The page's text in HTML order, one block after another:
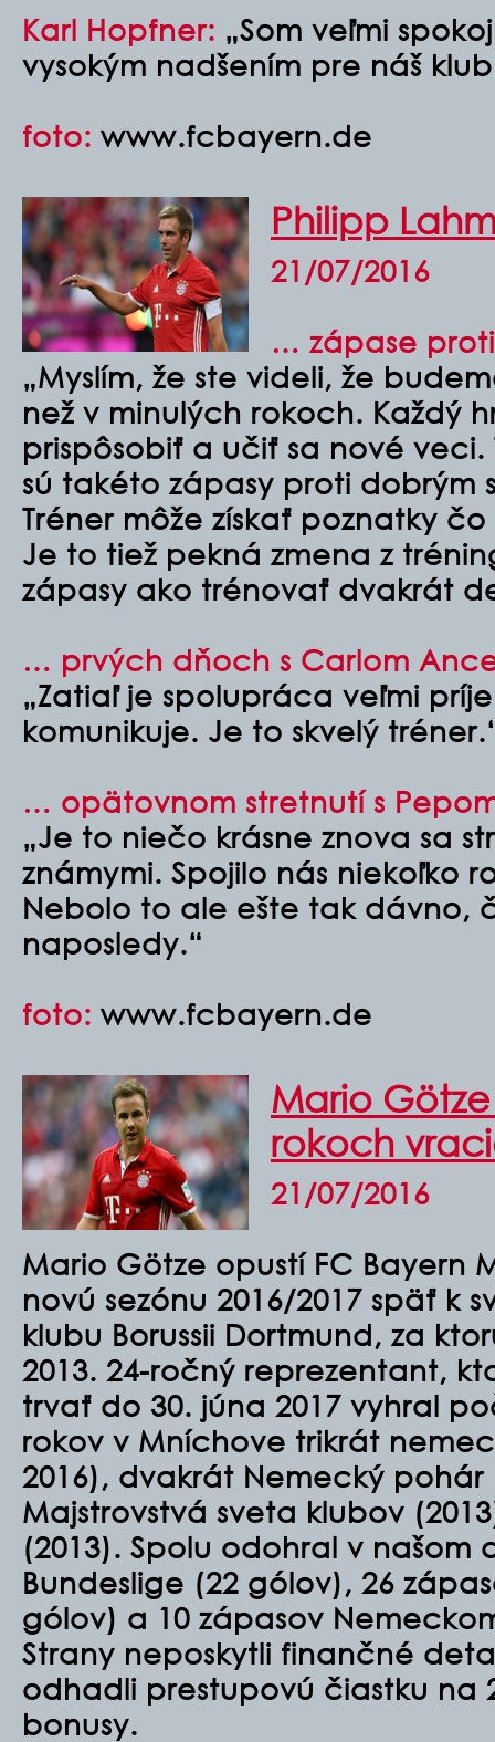
Karl Hopfner: „Som veľmi
vysokým nadšením pre náš
foto: www.fcbayern.de
Philipp
21/07/2016
… zápase
„Myslím, že ste videli, že
než v minulých rokoch. Každý
prispôsobiť a učiť sa nové veci.
sú takéto zápasy proti dobrým
Tréner môže získať poznatky
Je to tiež pekná zmena z
zápasy ako trénovať dvakrát
… prvých dňoch s Carlom
„Zatiaľ je spolupráca veľmi
komunikuje. Je to skvelý
… opätovnom stretnutí s
„Je to niečo krásne znova sa
známymi. Spojilo nás niekoľko
Nebolo to ale ešte tak dávno,
naposledy.“
foto: www.fcbayern.de
Mario
rokoch
21/07/2016
Mario Götze opustí FC Bayern
novú sezónu 2016/2017 späť k
klubu Borussii Dortmund, za
2013. 24-ročný reprezentant,
trvať do 30. júna 2017 vyhral
rokov v Mníchove trikrát
2016), dvakrát Nemecký pohár
Majstrovstvá sveta klubov
(2013). Spolu odohral v našom
Bundeslige (22 gólov), 26
gólov) a 10 zápasov
Strany neposkytli finančné
odhadli prestupovú čiastku na
bonusy.